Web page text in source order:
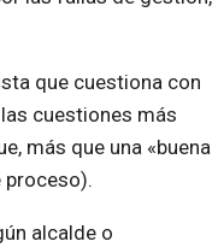
que cuestiona con
cuestiones más
más que una «buena
proceso).
alcalde o